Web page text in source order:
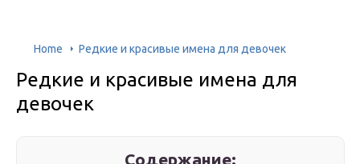
Home Редкие и красивые имена для девочек
Редкие и красивые имена для
девочек
Содержание: